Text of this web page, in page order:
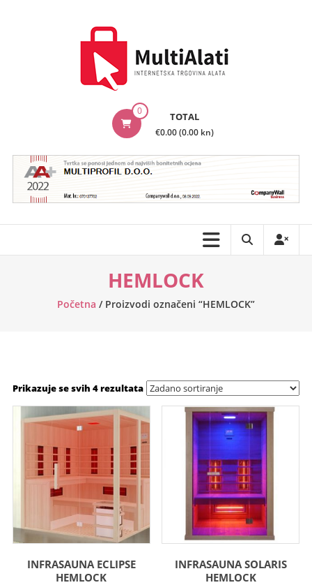
Internetska
trgovina
alata
0 TOTAL
€0.00 (0.00 kn)
HEMLOCK
Početna / Proizvodi označeni “HEMLOCK”
Prikazuje se svih 4 rezultata
INFRASAUNA ECLIPSE
HEMLOCK
INFRASAUNA SOLARIS
HEMLOCK